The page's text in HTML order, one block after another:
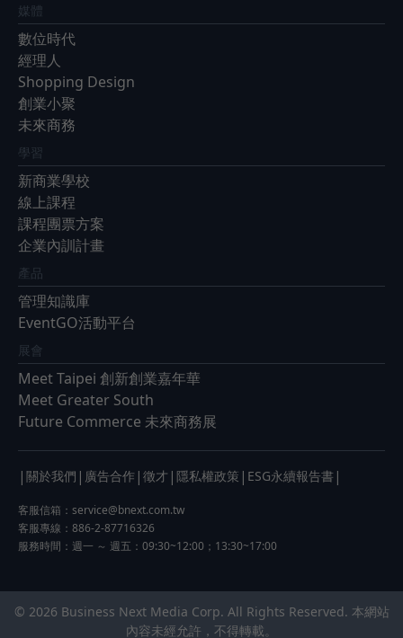
媒體
數位時代
經理人
Shopping Design
創業小聚
未來商務
學習
新商業學校
線上課程
課程團票方案
企業內訓計畫
產品
管理知識庫
EventGO活動平台
展會
Meet Taipei 創新創業嘉年華
Meet Greater South
Future Commerce 未來商務展
| 關於我們 | 廣告合作 | 徵才 | 隱私權政策 | ESG永續報告書 |
客服信箱： service@bnext.com.tw
客服專線：886-2-87716326
服務時間：週一 ～ 週五：09:30~12:00；13:30~17:00
© 2026 Business Next Media Corp. All Rights Reserved. 本網站
內容未經允許，不得轉載。